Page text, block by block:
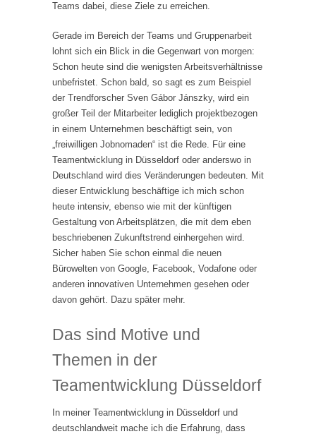
Teams dabei, diese Ziele zu erreichen.
Gerade im Bereich der Teams und Gruppenarbeit
lohnt sich ein Blick in die Gegenwart von morgen:
Schon heute sind die wenigsten Arbeitsverhältnisse
unbefristet. Schon bald, so sagt es zum Beispiel
der Trendforscher Sven Gábor Jánszky, wird ein
großer Teil der Mitarbeiter lediglich projektbezogen
in einem Unternehmen beschäftigt sein, von
„freiwilligen Jobnomaden“ ist die Rede. Für eine
Teamentwicklung in Düsseldorf oder anderswo in
Deutschland wird dies Veränderungen bedeuten. Mit
dieser Entwicklung beschäftige ich mich schon
heute intensiv, ebenso wie mit der künftigen
Gestaltung von Arbeitsplätzen, die mit dem eben
beschriebenen Zukunftstrend einhergehen wird.
Sicher haben Sie schon einmal die neuen
Bürowelten von Google, Facebook, Vodafone oder
anderen innovativen Unternehmen gesehen oder
davon gehört. Dazu später mehr.
Das sind Motive und
Themen in der
Teamentwicklung Düsseldorf
In meiner Teamentwicklung in Düsseldorf und
deutschlandweit mache ich die Erfahrung, dass